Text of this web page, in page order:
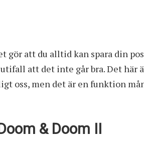
gör att du alltid kan spara din
att det inte går bra. Det här
oss, men det är en funktion
& Doom II